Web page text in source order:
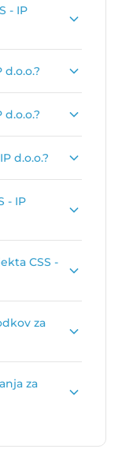
- IP
d.o.o.?
- IP
CSS -
. za
za